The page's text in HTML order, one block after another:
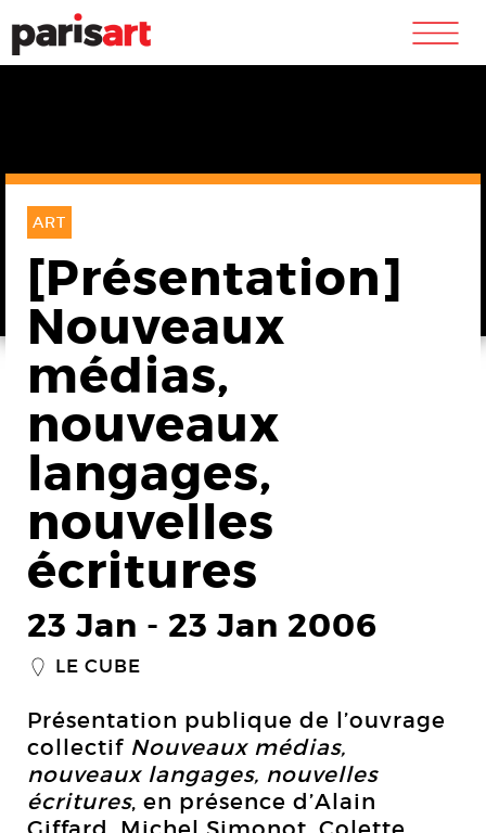
m
ART
[Présentation]
Nouveaux
médias,
nouveaux
langages,
nouvelles
écritures
23 Jan - 23 Jan 2006
_ LE CUBE
Présentation publique de l’ouvrage
collectif Nouveaux médias,
nouveaux langages, nouvelles
écritures, en présence d’Alain